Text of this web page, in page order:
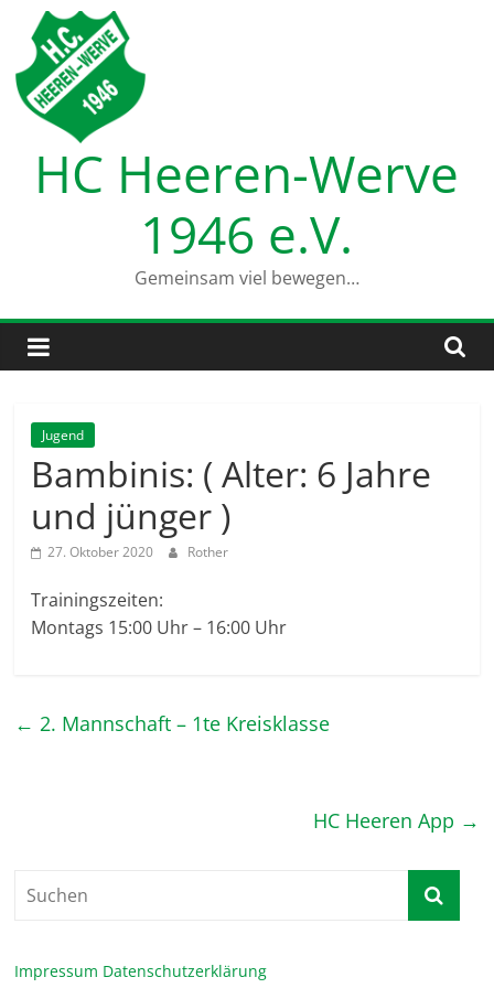
Inhalt
springen
HC Heeren-Werve
1946 e.V.
Gemeinsam viel bewegen…
Jugend
Bambinis: ( Alter: 6 Jahre
und jünger )
27. Oktober 2020 Rother
Trainingszeiten:
Montags 15:00 Uhr – 16:00 Uhr
← 2. Mannschaft – 1te Kreisklasse
HC Heeren App →
Impressum Datenschutzerklärung